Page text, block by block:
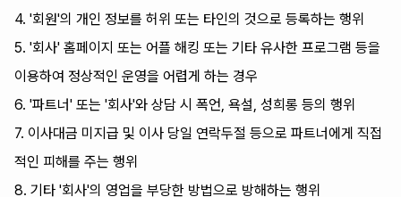
4. '회원'의 개인 정보를 허위 또는 타인의 것으로 등록하는 행위
5. '회사' 홈페이지 또는 어플 해킹 또는 기타 유사한 프로그램 등을
이용하여 정상적인 운영을 어렵게 하는 경우
6. '파트너' 또는 '회사'와 상담 시 폭언, 욕설, 성희롱 등의 행위
7. 이사대금 미지급 및 이사 당일 연락두절 등으로 파트너에게 직접
적인 피해를 주는 행위
8. 기타 '회사'의 영업을 부당한 방법으로 방해하는 행위